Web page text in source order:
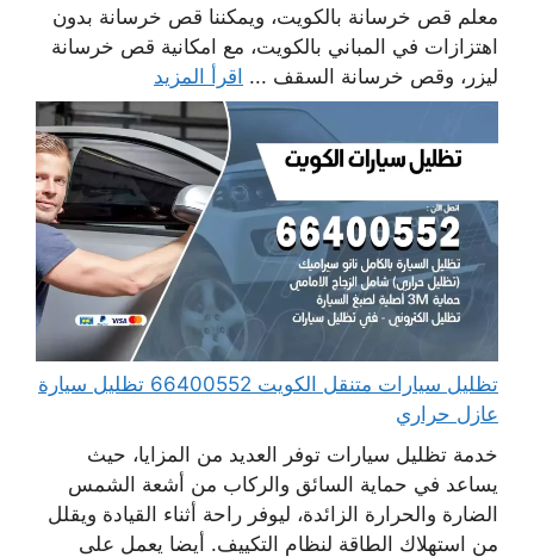
معلم قص خرسانة بالكويت، ويمكننا قص خرسانة بدون
اهتزازات في المباني بالكويت، مع امكانية قص خرسانة
ليزر، وقص خرسانة السقف ... اقرأ المزيد
تظليل سيارات متنقل الكويت 66400552 تظليل سيارة
عازل حراري
خدمة تظليل سيارات توفر العديد من المزايا، حيث
يساعد في حماية السائق والركاب من أشعة الشمس
الضارة والحرارة الزائدة، ليوفر راحة أثناء القيادة ويقلل
من استهلاك الطاقة لنظام التكييف. أيضا يعمل على